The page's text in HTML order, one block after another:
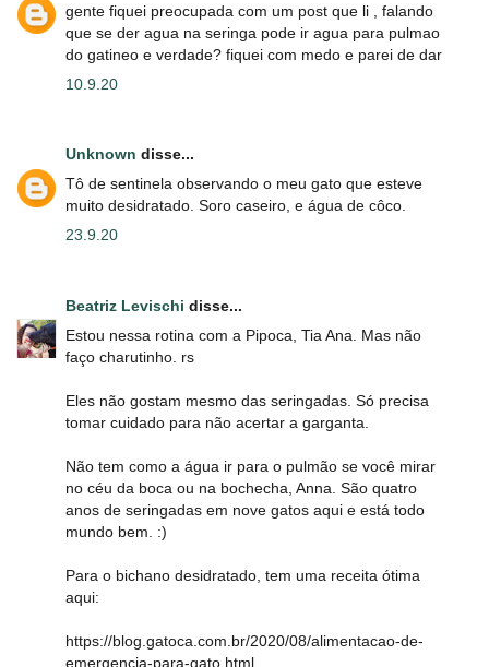
gente fiquei preocupada com um post que li , falando
que se der agua na seringa pode ir agua para pulmao
do gatineo e verdade? fiquei com medo e parei de dar
10.9.20
Unknown disse...
Tô de sentinela observando o meu gato que esteve
muito desidratado. Soro caseiro, e água de côco.
23.9.20
Beatriz Levischi disse...
Estou nessa rotina com a Pipoca, Tia Ana. Mas não
faço charutinho. rs
Eles não gostam mesmo das seringadas. Só precisa
tomar cuidado para não acertar a garganta.
Não tem como a água ir para o pulmão se você mirar
no céu da boca ou na bochecha, Anna. São quatro
anos de seringadas em nove gatos aqui e está todo
mundo bem. :)
Para o bichano desidratado, tem uma receita ótima
aqui:
https://blog.gatoca.com.br/2020/08/alimentacao-de-
emergencia-para-gato.html